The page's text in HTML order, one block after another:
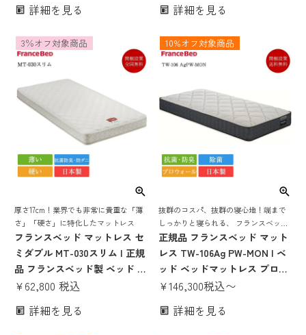
エージー モアリー 羊毛 ウール
ルロング セミダブルロング ダ
ブルロング ワイドダブルロン
グ クイーンロング セミシング
ルロング
詳細を見る
エージー モアリー 羊毛 ウール
シングルロング セミダブルロ
ング ダブルロング ワイドダブ
ルロング クイーンロング セミ
シングルロング
詳細を見る
3％オフ対象商品
厚さ17cm！業界でも非常に貴重な「薄
さ」「硬さ」に特化したマットレス
フランスベッド マットレス セ
ミダブル MT-030スリム | 正規
品 フランスベッド製 ベッド セ
ミダブルマットレス セミダブ
たい かため 硬め 腰痛 薄い 薄
¥62,800 税込
詳細を見る
10%オフ対象商品
抜群のコスパ、抜群の寝心地！端まで
しっかりと寝られる、 フランスベッド
が誇る最高技術を使用した 限定お買い
得マットレス
正規品 フランスベッド マット
レス TW-106Ag PW-MON | ベ
ッド ベッドマットレス プロウ
ォール モアリー 除菌 キュリエ
ル ダブル ワイドダブル セミシ
¥146,300税込〜
詳細を見る